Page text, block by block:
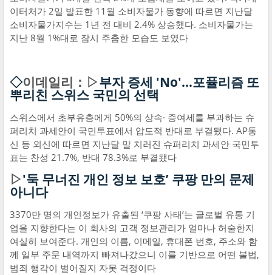
이터처가 2일 발표한 11월 소비자물가 동향에 따르면 지난달
소비자물가지수는 1년 전 대비 2.4% 상승했다. 소비자물가는
지난 8월 1%대로 잠시 주춤한 모습도 보였다
◇이데일리：▷부자 증세 'No'...포퓰리즘 또
뿌리친 스위스 국민의 선택
스위스에서 초부유층에게 50%의 상속· 증여세를 부과하는 슈
퍼리치 과세안이 국민투표에서 압도적 반대로 부결됐다. AP통
신 등 외신에 따르면 지난달 말 치러진 슈퍼리치 과세안 국민투
표는 찬성 21.7%, 반대 78.3%로 부결됐다
▷'둑 무너진 개인 정보 보호’ 쿠팡 만의 문제
아니다
3370만 명의 개인정보가 유출된 ‘쿠팡 사태’는 글로벌 유통 기
업을 지향한다는 이 회사의 고객 정보관리가 얼마나 허술한지
여실히 보여준다. 개인의 이름, 이메일, 휴대폰 번호, 주소와 함
께 일부 주문 내역까지 빠져나갔으니 이를 기반으로 어떤 불법,
범죄 행각이 벌어질지 자못 걱정이다